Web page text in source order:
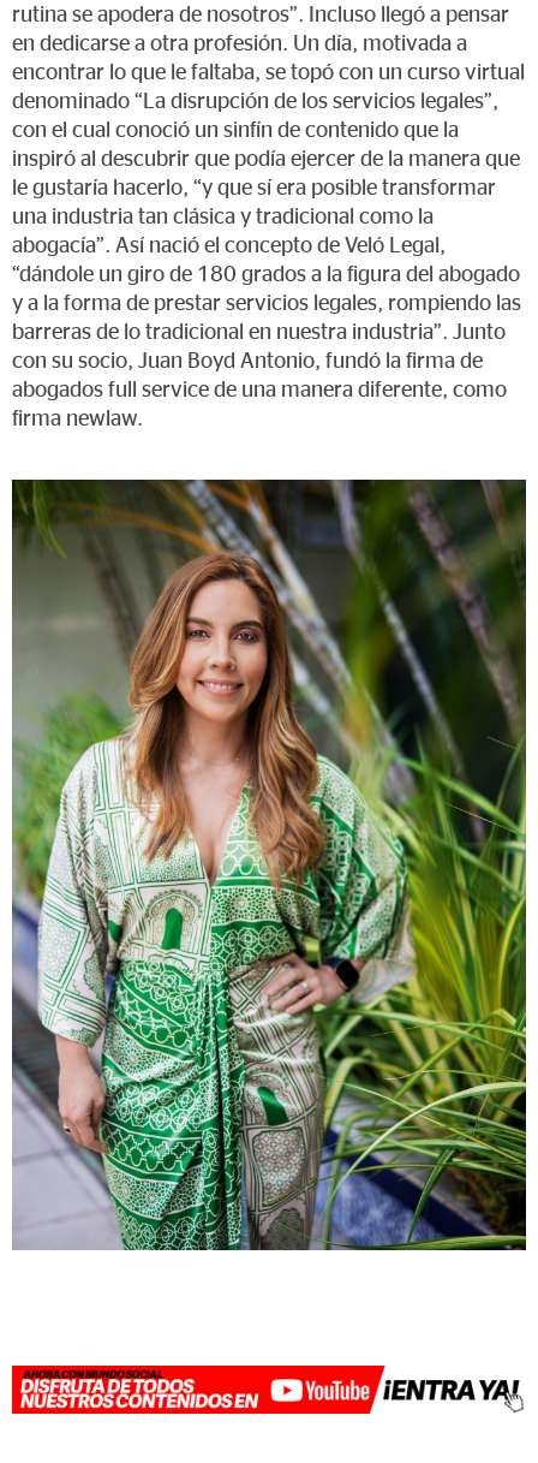
rutina se apodera de nosotros”. Incluso llegó a pensar
en dedicarse a otra profesión. Un día, motivada a
encontrar lo que le faltaba, se topó con un curso virtual
denominado “La disrupción de los servicios legales”,
con el cual conoció un sinfín de contenido que la
inspiró al descubrir que podía ejercer de la manera que
le gustaría hacerlo, “y que sí era posible transformar
una industria tan clásica y tradicional como la
abogacía”. Así nació el concepto de Veló Legal,
“dándole un giro de 180 grados a la figura del abogado
y a la forma de prestar servicios legales, rompiendo las
barreras de lo tradicional en nuestra industria”. Junto
con su socio, Juan Boyd Antonio, fundó la firma de
abogados full service de una manera diferente, como
firma newlaw.